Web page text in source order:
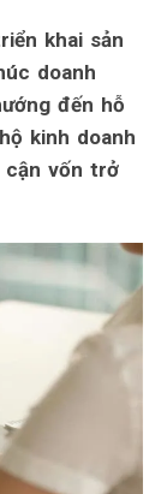
khai sản
doanh
đến hỗ
kinh doanh
cận vốn trở